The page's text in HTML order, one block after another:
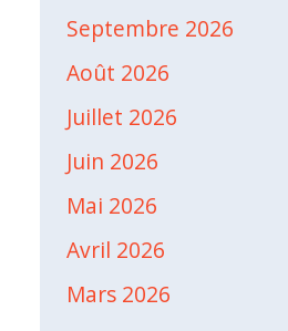
Septembre 2026
Août 2026
Juillet 2026
Juin 2026
Mai 2026
Avril 2026
Mars 2026